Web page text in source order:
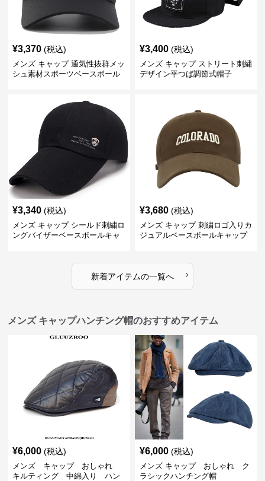
¥3,370 (税込)
メンズ キャップ 通気性抜群メッ
シュ素材スポーツベースボール
¥3,400 (税込)
メンズ キャップ ストリート刺繍
デザイン平つば調節式帽子
¥3,340 (税込)
メンズ キャップ シールド刺繍ロ
ングバイザーベースボールキャ
¥3,680 (税込)
メンズ キャップ 刺繍ロゴ入りカ
ジュアルベースボールキャップ
新着アイテムの一覧へ ›
メンズ キャップハンチング帽のおすすめアイテム
¥6,000 (税込)
メンズ キャップ おしゃれ
キルティング 中綿入り ハン
¥6,000 (税込)
メンズ キャップ おしゃれ ク
ラシックハンチング帽